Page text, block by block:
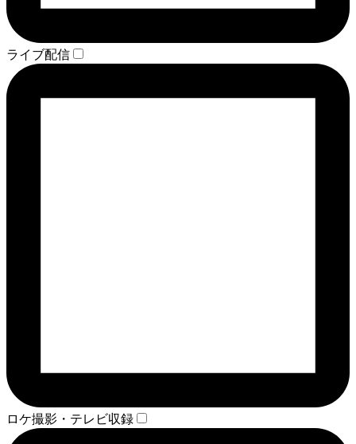
ライブ配信
ロケ撮影・テレビ収録